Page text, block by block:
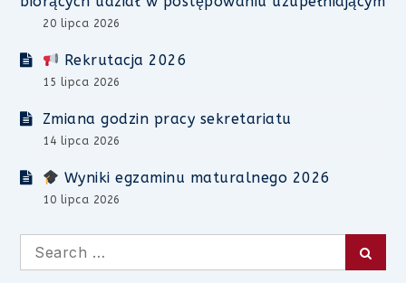
20 lipca 2026
Rekrutacja 2026
15 lipca 2026
Zmiana godzin pracy sekretariatu
14 lipca 2026
Wyniki egzaminu maturalnego 2026
10 lipca 2026
Search
for: